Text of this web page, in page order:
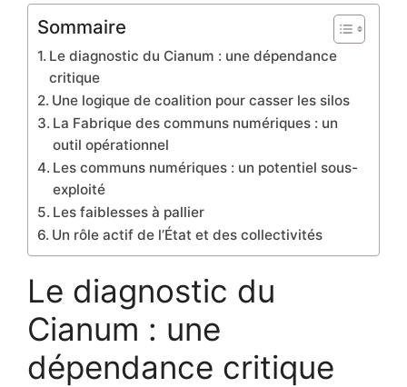
Sommaire
Le diagnostic du Cianum : une dépendance
critique
Une logique de coalition pour casser les silos
La Fabrique des communs numériques : un
outil opérationnel
Les communs numériques : un potentiel sous-
exploité
Les faiblesses à pallier
Un rôle actif de l’État et des collectivités
Le diagnostic du
Cianum : une
dépendance critique